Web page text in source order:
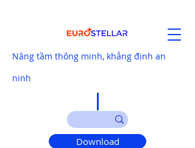
Nâng tầm thông minh, khẳng định an
ninh
Download